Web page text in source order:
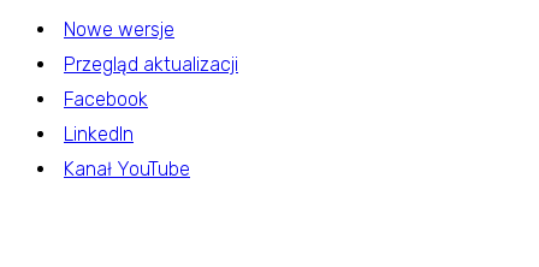
Nowe wersje
Przegląd aktualizacji
Facebook
LinkedIn
Kanał YouTube